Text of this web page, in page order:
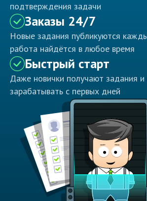
подтверждения задачи
Заказы 24/7
Новые задания публикуются
работа найдётся в любое время
Быстрый старт
Даже новички получают задания
зарабатывать с первых дней